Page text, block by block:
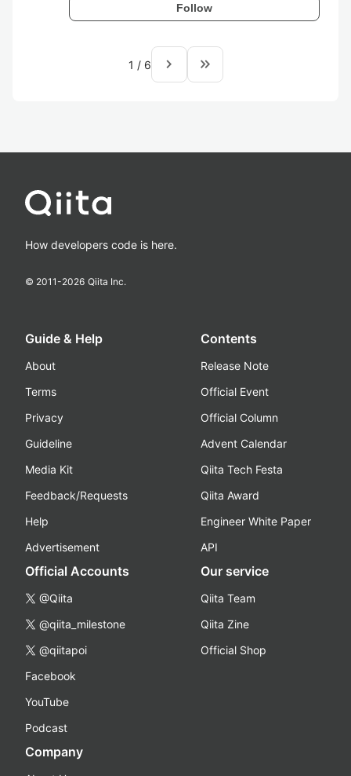
Follow
1 / 6 navigate_next keyboard_double_arrow_right
How developers code is here.
© 2011-2026 Qiita Inc.
Guide & Help
About
Terms
Privacy
Guideline
Media Kit
Feedback/Requests
Help
Advertisement
Contents
Release Note
Official Event
Official Column
Advent Calendar
Qiita Tech Festa
Qiita Award
Engineer White Paper
API
Official Accounts
@Qiita
@qiita_milestone
@qiitapoi
Facebook
YouTube
Podcast
Our service
Qiita Team
Qiita Zine
Official Shop
Company